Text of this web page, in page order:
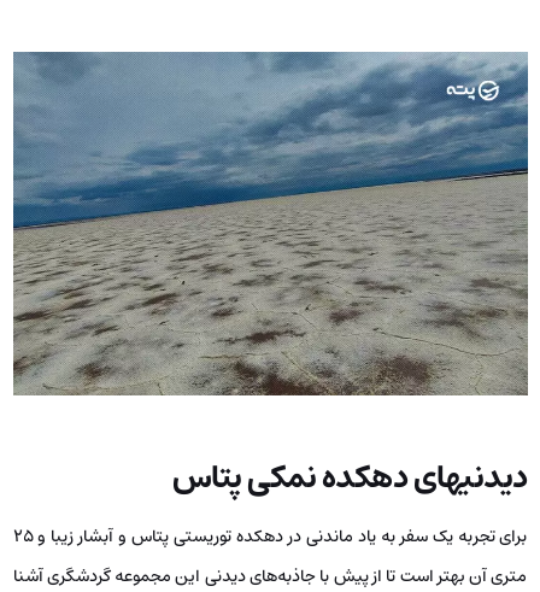
دیدنیهای دهکده نمکی پتاس
برای تجربه یک سفر به یاد ماندنی در دهکده توریستی پتاس و آبشار زیبا و 25
متری آن بهتر است تا از پیش با جاذبه‌های دیدنی این مجموعه گردشگری آشنا